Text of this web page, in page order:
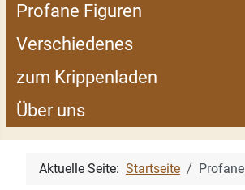
Profane Figuren
Verschiedenes
zum Krippenladen
Über uns
Aktuelle Seite: Startseite